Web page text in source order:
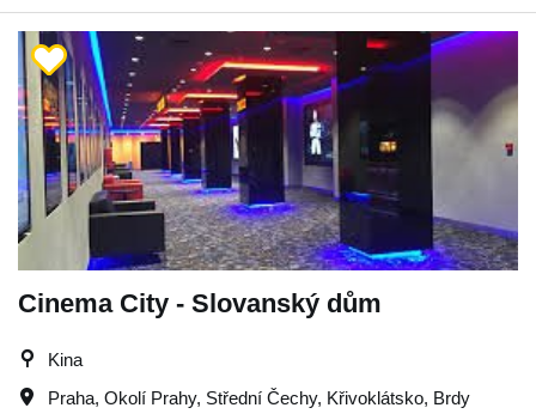
Cinema City - Slovanský dům
Kina
Praha, Okolí Prahy, Střední Čechy, Křivoklátsko, Brdy